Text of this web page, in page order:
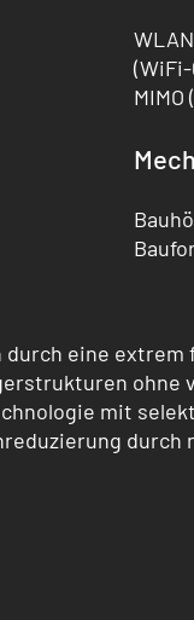
MIMO
durch eine
mit